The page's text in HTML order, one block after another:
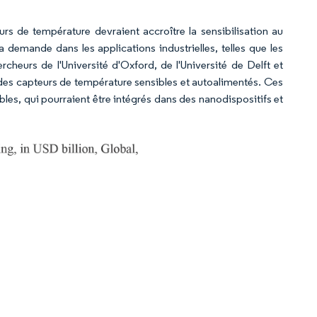
de température devraient accroître la sensibilisation au
dans les applications industrielles, telles que les
de l'Université d'Oxford, de l'Université de Delft et
capteurs de température sensibles et autoalimentés. Ces
qui pourraient être intégrés dans des nanodispositifs et